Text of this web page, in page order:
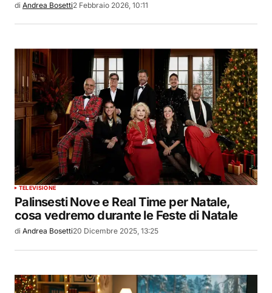
di Andrea Bosetti2 Febbraio 2026, 10:11
TELEVISIONE
Palinsesti Nove e Real Time per Natale,
cosa vedremo durante le Feste di Natale
di Andrea Bosetti20 Dicembre 2025, 13:25